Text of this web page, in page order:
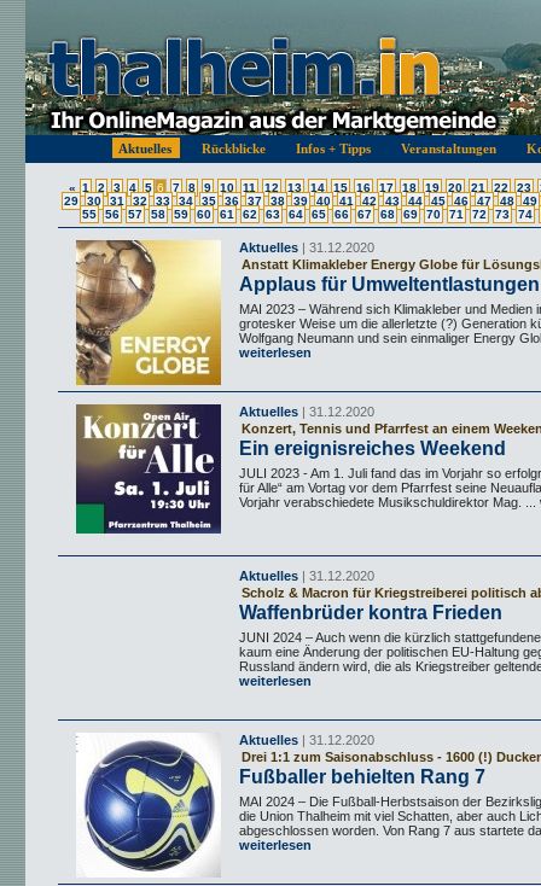
Aktuelles Rückblicke Infos + Tipps Veranstaltungen
« 1 2 3 4 5 6 7 8 9 10 11 12 13 14 15 16 17 18 19 20 21 22 23
29
30 31 32 33 34 35 36 37 38 39 40 41 42 43 44 45 46 47 48
49
55
56 57 58 59 60 61 62 63 64 65 66 67 68 69 70 71 72 73 74
Aktuelles | 31.12.2020
Anstatt Klimakleber Energy Globe für
Applaus für Umweltentlastungen
MAI 2023 – Während sich Klimakleber und Medien
grotesker Weise um die allerletzte (?) Generation
Wolfgang Neumann und sein einmaliger Energy
weiterlesen
Aktuelles | 31.12.2020
Konzert, Tennis und Pfarrfest an einem
Ein ereignisreiches Weekend
JULI 2023 - Am 1. Juli fand das im Vorjahr so
für Alle“ am Vortag vor dem Pfarrfest seine
Vorjahr verabschiedete Musikschuldirektor Mag. ...
Aktuelles | 31.12.2020
Scholz & Macron für Kriegstreiberei politisch
Waffenbrüder kontra Frieden
JUNI 2024 – Auch wenn die kürzlich
kaum eine Änderung der politischen EU-Haltung
Russland ändern wird, die als Kriegstreiber
weiterlesen
Aktuelles | 31.12.2020
Drei 1:1 zum Saisonabschluss - 1600 (!)
Fußballer behielten Rang 7
MAI 2024 – Die Fußball-Herbstsaison der
die Union Thalheim mit viel Schatten, aber auch
abgeschlossen worden. Von Rang 7 aus startete
weiterlesen